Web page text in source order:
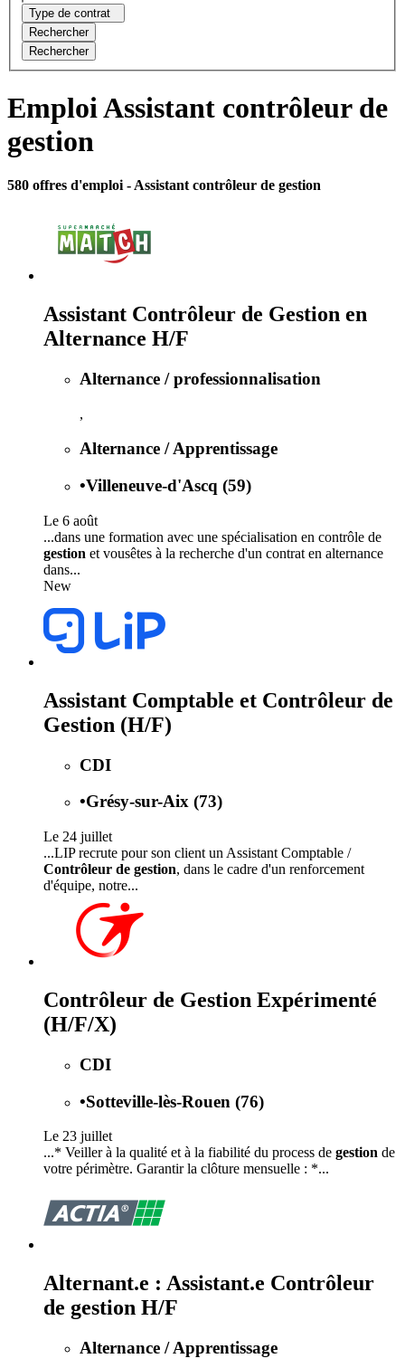
Type de contrat
Rechercher
Rechercher
Emploi Assistant contrôleur de
gestion
580 offres d'emploi - Assistant contrôleur de gestion
Assistant Contrôleur de Gestion en
Alternance H/F
Alternance / professionnalisation
,
Alternance / Apprentissage
•Villeneuve-d'Ascq (59)
Le 6 août
...dans une formation avec une spécialisation en contrôle de
gestion et vousêtes à la recherche d'un contrat en alternance
dans...
New
Assistant Comptable et Contrôleur de
Gestion (H/F)
CDI
•Grésy-sur-Aix (73)
Le 24 juillet
...LIP recrute pour son client un Assistant Comptable /
Contrôleur de gestion, dans le cadre d'un renforcement
d'équipe, notre...
Contrôleur de Gestion Expérimenté
(H/F/X)
CDI
•Sotteville-lès-Rouen (76)
Le 23 juillet
...* Veiller à la qualité et à la fiabilité du process de gestion de
votre périmètre. Garantir la clôture mensuelle : *...
Alternant.e : Assistant.e Contrôleur
de gestion H/F
Alternance / Apprentissage